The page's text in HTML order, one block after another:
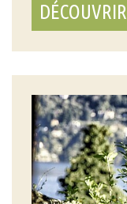
DÉCOUVRIR